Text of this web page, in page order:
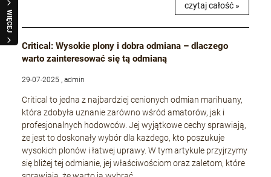
WIĘCEJ
czytaj całość »
Critical: Wysokie plony i dobra odmiana – dlaczego
warto zainteresować się tą odmianą
29-07-2025 , admin
Critical to jedna z najbardziej cenionych odmian marihuany,
która zdobyła uznanie zarówno wśród amatorów, jak i
profesjonalnych hodowców. Jej wyjątkowe cechy sprawiają,
że jest to doskonały wybór dla każdego, kto poszukuje
wysokich plonów i łatwej uprawy. W tym artykule przyjrzymy
się bliżej tej odmianie, jej właściwościom oraz zaletom, które